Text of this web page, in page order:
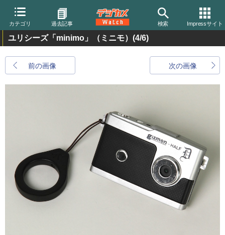
カテゴリ 過去記事 検索 Impressサイト
ユリシーズ「minimo」（ミニモ） (4/6)
前の画像 次の画像